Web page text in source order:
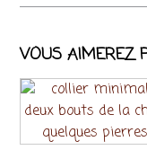
VOUS AIMEREZ